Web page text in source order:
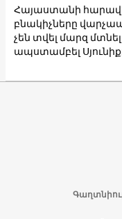
Հայաստանի
բնակիչները
չեն տվել մարզ
ապստամբել